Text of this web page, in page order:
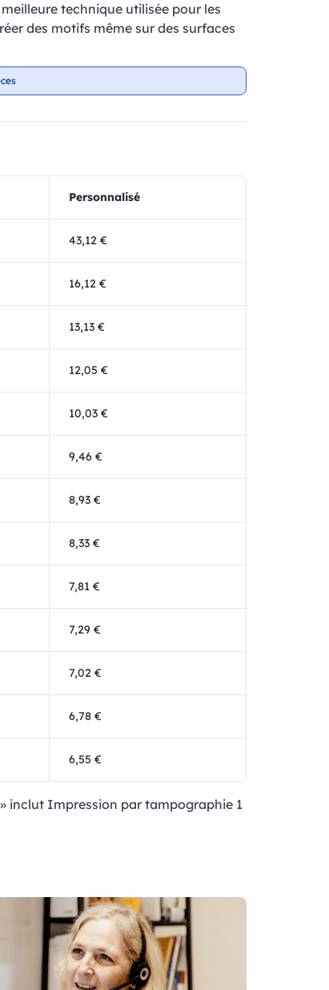
technique utilisée pour les
des motifs même sur des surfaces
Personnalisé
43,12 €
16,12 €
13,13 €
12,05 €
10,03 €
9,46 €
8,93 €
8,33 €
7,81 €
7,29 €
7,02 €
6,78 €
6,55 €
inclut Impression par tampographie 1